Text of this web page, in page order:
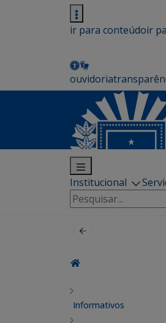
ir para conteúdoir
ouvidoria
Institucional
Pesquisar
por:
Informativos